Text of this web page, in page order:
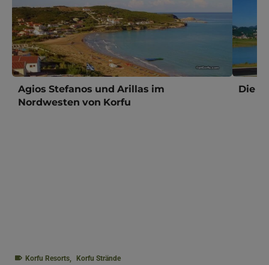
Agios Stefanos und Arillas im
Nordwesten von Korfu
Die
Korfu Resorts, Korfu Strände